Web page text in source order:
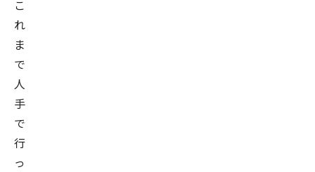
こ
れ
ま
で
人
手
で
行
っ